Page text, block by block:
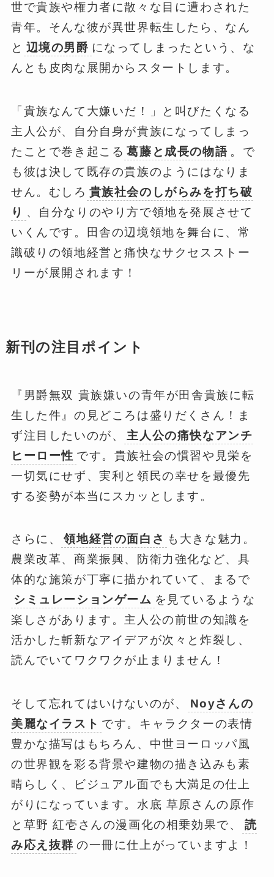
世で貴族や権力者に散々な目に遭わされた
青年。そんな彼が異世界転生したら、なん
と 辺境の男爵 になってしまったという、な
んとも皮肉な展開からスタートします。
「貴族なんて大嫌いだ！」と叫びたくなる
主人公が、自分自身が貴族になってしまっ
たことで巻き起こる 葛藤と成長の物語 。で
も彼は決して既存の貴族のようにはなりま
せん。むしろ 貴族社会のしがらみを打ち破
り 、自分なりのやり方で領地を発展させて
いくんです。田舎の辺境領地を舞台に、常
識破りの領地経営と痛快なサクセスストー
リーが展開されます！
新刊の注目ポイント
『男爵無双 貴族嫌いの青年が田舎貴族に転
生した件』の見どころは盛りだくさん！ま
ず注目したいのが、
主人公の痛快なアンチ
ヒーロー性 です。貴族社会の慣習や見栄を
一切気にせず、実利と領民の幸せを最優先
する姿勢が本当にスカッとします。
さらに、 領地経営の面白さ も大きな魅力。
農業改革、商業振興、防衛力強化など、具
体的な施策が丁寧に描かれていて、まるで
シミュレーションゲーム を見ているような
楽しさがあります。主人公の前世の知識を
活かした斬新なアイデアが次々と炸裂し、
読んでいてワクワクが止まりません！
そして忘れてはいけないのが、
Noyさんの
美麗なイラスト です。キャラクターの表情
豊かな描写はもちろん、中世ヨーロッパ風
の世界観を彩る背景や建物の描き込みも素
晴らしく、ビジュアル面でも大満足の仕上
がりになっています。水底 草原さんの原作
と草野 紅壱さんの漫画化の相乗効果で、
読
み応え抜群 の一冊に仕上がっていますよ！